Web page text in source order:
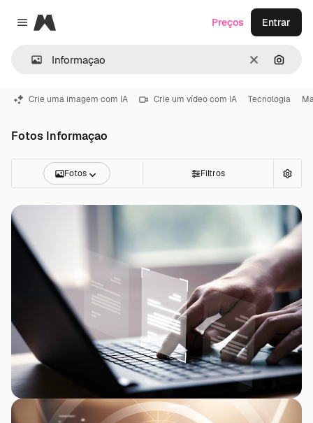
Close menu
Magnific
Limpar
Preços Entrar
Crie uma imagem com IA Crie um vídeo com IA Tecnologia
Fotos Informaçao
Fotos Filtros